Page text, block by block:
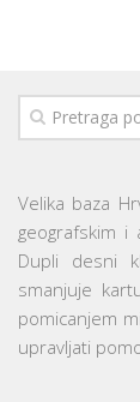
Velika baza
geografskim i
Dupli desni
smanjuje
pomicanjem
upravljati